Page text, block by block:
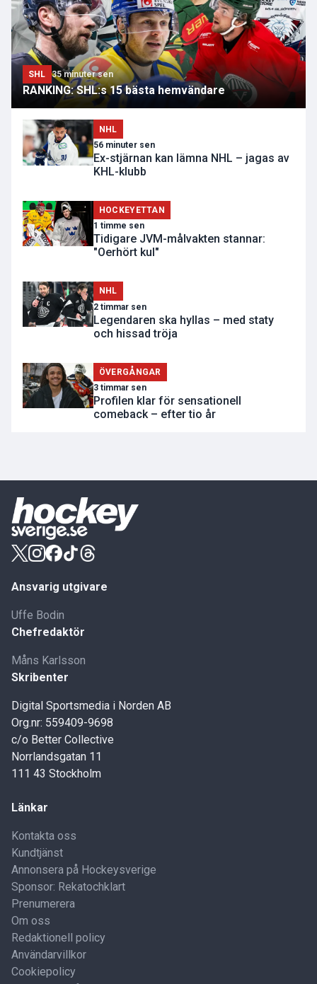
SHL 35 minuter sen
RANKING: SHL:s 15 bästa hemvändare
NHL
56 minuter sen
Ex-stjärnan kan lämna NHL – jagas av
KHL-klubb
HOCKEYETTAN
1 timme sen
Tidigare JVM-målvakten stannar:
"Oerhört kul"
NHL
2 timmar sen
Legendaren ska hyllas – med staty
och hissad tröja
ÖVERGÅNGAR
3 timmar sen
Profilen klar för sensationell
comeback – efter tio år
Ansvarig utgivare
Uffe Bodin
Chefredaktör
Måns Karlsson
Skribenter
Digital Sportsmedia i Norden AB
Org.nr: 559409-9698
c/o Better Collective
Norrlandsgatan 11
111 43 Stockholm
Länkar
Kontakta oss
Kundtjänst
Annonsera på Hockeysverige
Sponsor: Rekatochklart
Prenumerera
Om oss
Redaktionell policy
Användarvillkor
Cookiepolicy